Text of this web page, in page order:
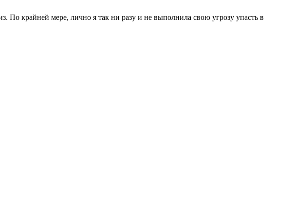
По крайней мере, лично я так ни разу и не выполнила свою угрозу упасть в